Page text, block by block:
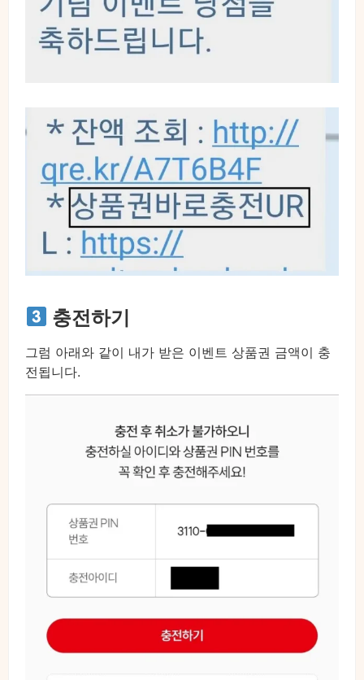
충전하기
그럼 아래와 같이 내가 받은 이벤트 상품권 금액이 충
전됩니다.